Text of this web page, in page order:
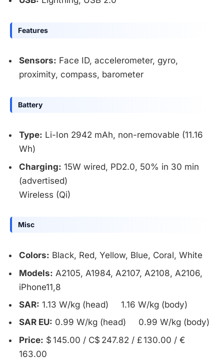
Features
Sensors: Face ID, accelerometer, gyro,
proximity, compass, barometer
Battery
Type: Li-Ion 2942 mAh, non-removable (11.16
Wh)
Charging: 15W wired, PD2.0, 50% in 30 min
(advertised)
Wireless (Qi)
Misc
Colors: Black, Red, Yellow, Blue, Coral, White
Models: A2105, A1984, A2107, A2108, A2106,
iPhone11,8
SAR: 1.13 W/kg (head) 1.16 W/kg (body)
SAR EU: 0.99 W/kg (head) 0.99 W/kg (body)
Price: $ 145.00 / C$ 247.82 / £ 130.00 / €
163.00